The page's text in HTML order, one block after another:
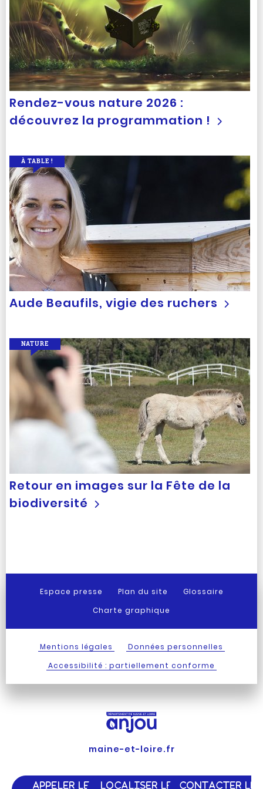
Rendez-vous nature 2026 :
découvrez la programmation !
Aude Beaufils, vigie des ruchers
À TABLE !
Retour en images sur la Fête de la
biodiversité
NATURE
Espace presse Plan du site
Glossaire
Charte graphique
Mentions légales
Données personnelles
Accessibilité : partiellement conforme
maine-et-loire.fr
APPELER LE
LOCALISER LE
CONTACTER LE